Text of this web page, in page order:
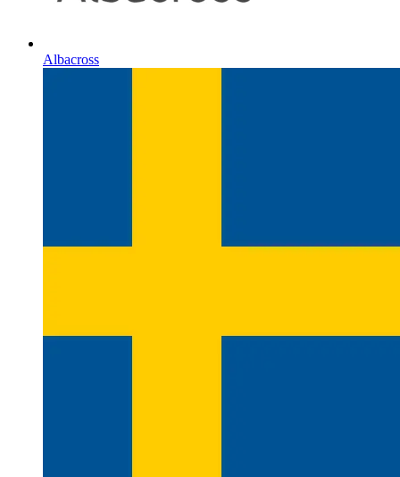
Albacross